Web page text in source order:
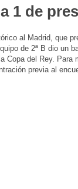
1 de
al Madrid, que
de 2ª B dio un
Copa del Rey. Para
previa al